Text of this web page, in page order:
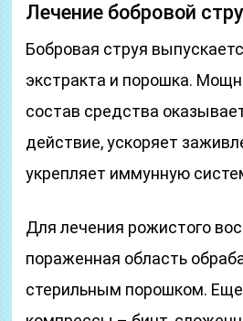
Лечение бобровой
Бобровая струя
экстракта и порошка.
состав средства
действие, ускоряет
укрепляет иммунную
Для лечения рожистого
пораженная область
стерильным порошком.